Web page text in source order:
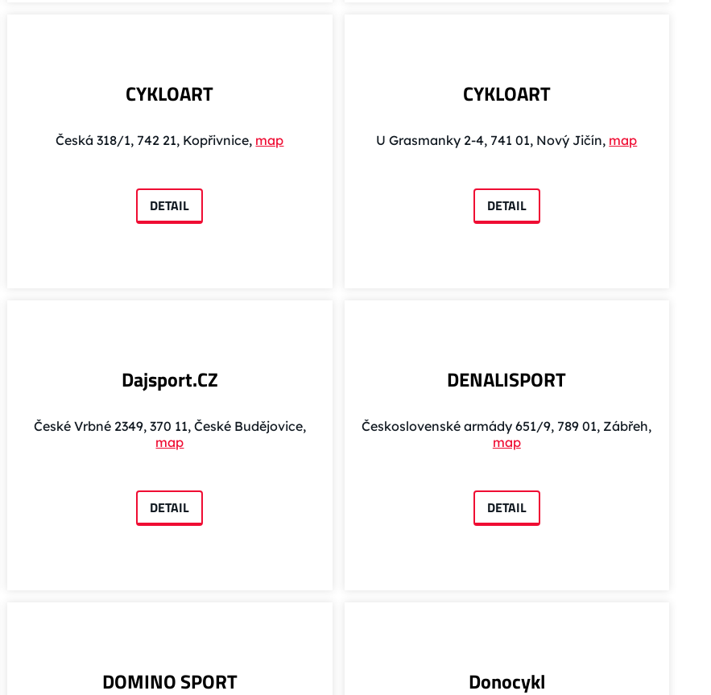
CYKLOART
Česká 318/1, 742 21, Kopřivnice, map
DETAIL
CYKLOART
U Grasmanky 2-4, 741 01, Nový Jičín, map
DETAIL
Dajsport.CZ
České Vrbné 2349, 370 11, České Budějovice,
map
DETAIL
DENALISPORT
Československé armády 651/9, 789 01, Zábřeh,
map
DETAIL
DOMINO SPORT Donocykl